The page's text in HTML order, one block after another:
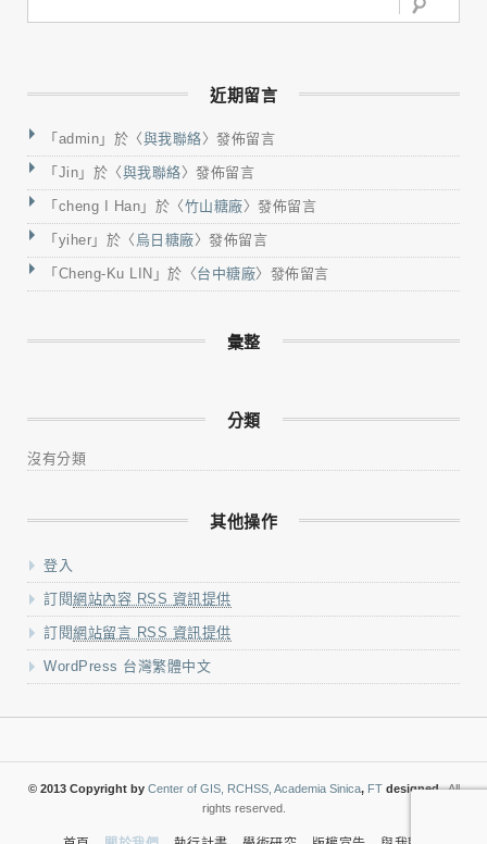
近期留言
「 admin 」於〈與我聯絡〉發佈留言
「 Jin 」於〈與我聯絡〉發佈留言
「 cheng I Han 」於〈竹山糖廠〉發佈留言
「 yiher 」於〈 烏日糖廠〉發佈留言
「 Cheng-Ku LIN 」於〈台中糖廠〉發佈留言
彙整
分類
沒有分類
其他操作
登入
訂閱網站內容 RSS 資訊提供
訂閱網站留言 RSS 資訊提供
WordPress 台灣繁體中文
© 2013 Copyright by Center of GIS, RCHSS, Academia Sinica, FTdesigned.All
rights reserved.